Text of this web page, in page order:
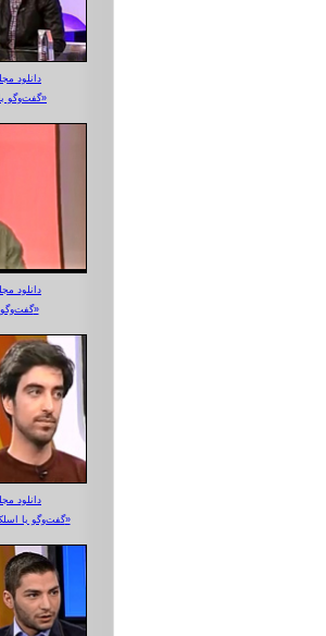
دانلود
گفت‌وگو با «صالحی» و «ساوه‌ای»
دانلود
گفت‌وگو با «عظیم قیچی ساز»
دانلود
گفت‌وگو با اسلک‌لاینرها؛ «آبایی» و «شریفی»